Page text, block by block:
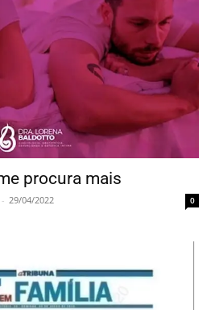
procura mais
- 29/04/2022 0